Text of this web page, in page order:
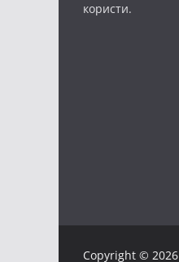
користи.
Copyright © 2026